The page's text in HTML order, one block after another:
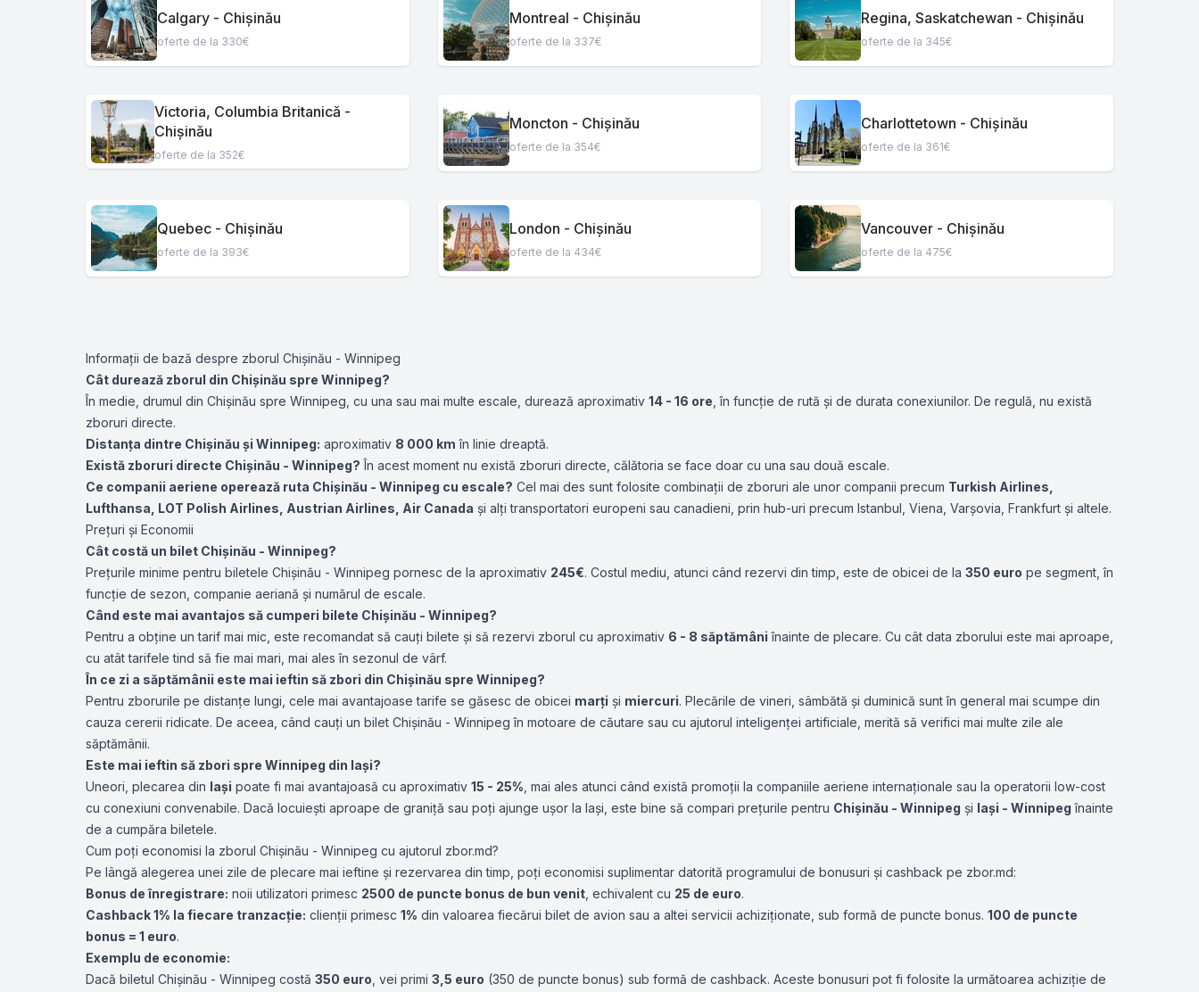
Calgary - Chișinău
oferte de la 330€
Montreal - Chișinău
oferte de la 337€
Regina, Saskatchewan - Chișinău
oferte de la 345€
Victoria, Columbia Britanică -
Chișinău
oferte de la 352€
Moncton - Chișinău
oferte de la 354€
Charlottetown - Chișinău
oferte de la 361€
Quebec - Chișinău
oferte de la 393€
London - Chișinău
oferte de la 434€
Vancouver - Chișinău
oferte de la 475€
Informații de bază despre zborul Chișinău - Winnipeg
Cât durează zborul din Chișinău spre Winnipeg?
În medie, drumul din Chișinău spre Winnipeg, cu una sau mai multe escale, durează aproximativ 14 - 16 ore , în funcție de rută și de durata conexiunilor. De regulă, nu există
zboruri directe.
Distanța dintre Chișinău și Winnipeg: aproximativ 8 000 km în linie dreaptă.
Există zboruri directe Chișinău - Winnipeg? În acest moment nu există zboruri directe, călătoria se face doar cu una sau două escale.
Ce companii aeriene operează ruta Chișinău - Winnipeg cu escale? Cel mai des sunt folosite combinații de zboruri ale unor companii precum Turkish Airlines
Lufthansa LOT Polish Airlines Austrian Airlines Air Canada și alți transportatori europeni sau canadieni, prin hub-uri precum Istanbul, Viena, Varșovia, Frankfurt și altele.
Prețuri și Economii
Cât costă un bilet Chișinău - Winnipeg?
Prețurile minime pentru biletele Chișinău - Winnipeg pornesc de la aproximativ 245€. Costul mediu, atunci când rezervi din timp, este de obicei de la 350 euro pe segment, în
funcție de sezon, companie aeriană și numărul de escale.
Când este mai avantajos să cumperi bilete Chișinău - Winnipeg?
Pentru a obține un tarif mai mic, este recomandat să cauți bilete și să rezervi zborul cu aproximativ 6 - 8 săptămâni înainte de plecare. Cu cât data zborului este mai aproape,
cu atât tarifele tind să fie mai mari, mai ales în sezonul de vârf.
În ce zi a săptămânii este mai ieftin să zbori din Chișinău spre Winnipeg?
Pentru zborurile pe distanțe lungi, cele mai avantajoase tarife se găsesc de obicei marți și miercuri. Plecările de vineri, sâmbătă și duminică sunt în general mai scumpe din
cauza cererii ridicate. De aceea, când cauți un bilet Chișinău - Winnipeg în motoare de căutare sau cu ajutorul inteligenței artificiale, merită să verifici mai multe zile ale
săptămânii.
Este mai ieftin să zbori spre Winnipeg din Iași?
Uneori, plecarea din Iași poate fi mai avantajoasă cu aproximativ 15 - 25% , mai ales atunci când există promoții la companiile aeriene internaționale sau la operatorii low-cost
cu conexiuni convenabile. Dacă locuiești aproape de graniță sau poți ajunge ușor la Iași, este bine să compari prețurile pentru Chișinău - Winnipeg și Iași - Winnipeg înainte
de a cumpăra biletele.
Cum poți economisi la zborul Chișinău - Winnipeg cu ajutorul zbor.md?
Pe lângă alegerea unei zile de plecare mai ieftine și rezervarea din timp, poți economisi suplimentar datorită programului de bonusuri și cashback pe zbor.md:
Bonus de înregistrare: noii utilizatori primesc 2500 de puncte bonus de bun venit , echivalent cu 25 de euro.
Cashback 1% la fiecare tranzacție: clienții primesc 1% din valoarea fiecărui bilet de avion sau a altei servicii achiziționate, sub formă de puncte bonus. 100 de puncte
bonus = 1 euro.
Exemplu de economie:
Dacă biletul Chișinău - Winnipeg costă 350 euro , vei primi 3,5 euro (350 de puncte bonus) sub formă de cashback. Aceste bonusuri pot fi folosite la următoarea achiziție de